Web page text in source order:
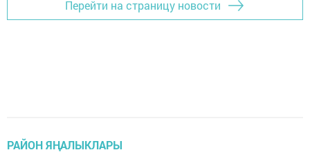
Перейти на страницу новости
РАЙОН ЯҢАЛЫКЛАРЫ